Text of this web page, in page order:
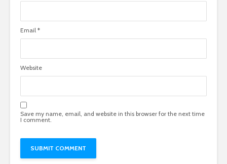
Email *
Website
Save my name, email, and website in this browser for the next time
I comment.